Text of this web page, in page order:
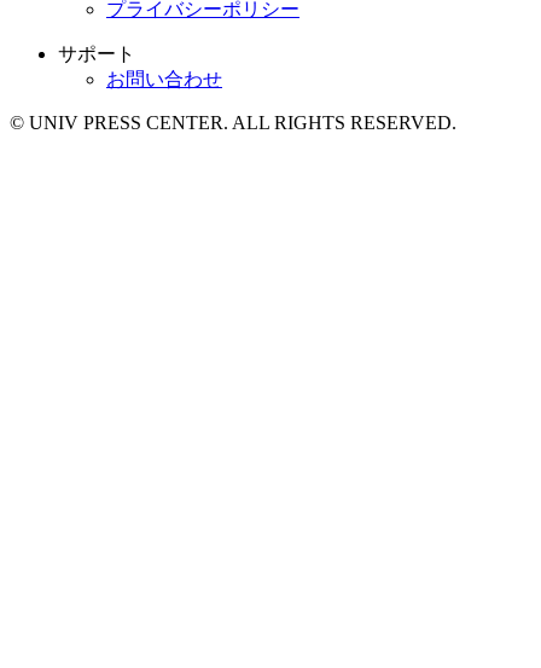
プライバシーポリシー
サポート
お問い合わせ
© UNIV PRESS CENTER. ALL RIGHTS RESERVED.